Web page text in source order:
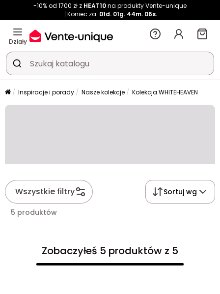
-10% od 1700 zł z HEAT10na produkty Vente-unique
Koniec za: 01d. 01g. 44m. 06s.
Działy
Inspiracje i porady Nasze kolekcje Kolekcja WHITEHEAVEN
Wszystkie filtry Sortuj wg
5 produktów
Zobaczyłeś 5 produktów z 5